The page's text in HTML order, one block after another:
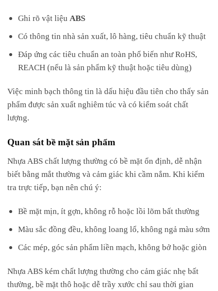
Ghi rõ vật liệu ABS
Có thông tin nhà sản xuất, lô hàng, tiêu chuẩn kỹ thuật
Đáp ứng các tiêu chuẩn an toàn phổ biến như RoHS,
REACH (nếu là sản phẩm kỹ thuật hoặc tiêu dùng)
Việc minh bạch thông tin là dấu hiệu đầu tiên cho thấy sản
phẩm được sản xuất nghiêm túc và có kiểm soát chất
lượng.
Quan sát bề mặt sản phẩm
Nhựa ABS chất lượng thường có bề mặt ổn định, dễ nhận
biết bằng mắt thường và cảm giác khi cầm nắm. Khi kiểm
tra trực tiếp, bạn nên chú ý:
Bề mặt mịn, ít gợn, không rỗ hoặc lồi lõm bất thường
Màu sắc đồng đều, không loang lổ, không ngả màu sớm
Các mép, góc sản phẩm liền mạch, không bở hoặc giòn
Nhựa ABS kém chất lượng thường cho cảm giác nhẹ bất
thường, bề mặt thô hoặc dễ trầy xước chỉ sau thời gian